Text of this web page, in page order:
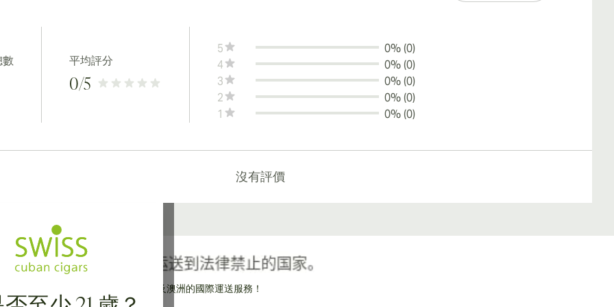
平均評分
0/5
5
0% (0)
4
0% (0)
3
0% (0)
2
0% (0)
1
0% (0)
沒有評價
提供寄往加拿大、英國及澳洲的國際運送服務！